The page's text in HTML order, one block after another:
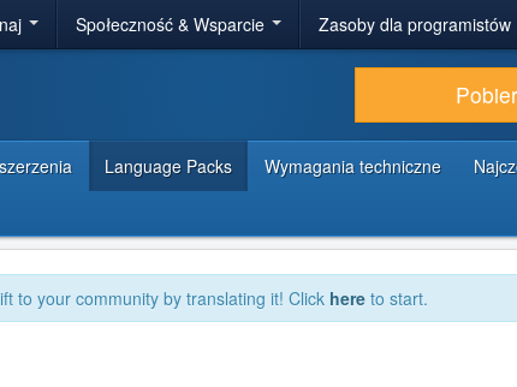
Społeczność & Wsparcie Zasoby dla programistów
Language Packs Wymagania techniczne
to your community by translating it! Click here to start.